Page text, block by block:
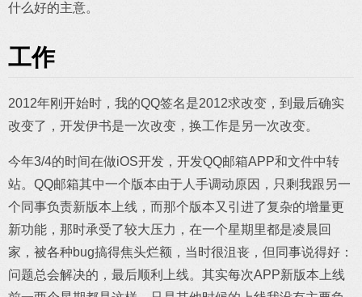
什么好的主意。
工作
2012年刚开始时，我的QQ签名是2012求改变，到最后确实
改变了，开发伊书是一次改变，换工作是另一次改变。
今年3/4的时间在做iOS开发，开发QQ邮箱APP和文件中转
站。QQ邮箱其中一个版本由于人手调动原因，只剩我跟另一
个同事负责新版本上线，而那个版本又引进了复杂的增量更
新功能，那时承受了较大压力，在一个星期里都是凌晨回
家，被各种bug搞得焦头烂额，当时很沮丧，但同事说得好：
问题总会解决的，最后顺利上线。其实每次APP新版本上线